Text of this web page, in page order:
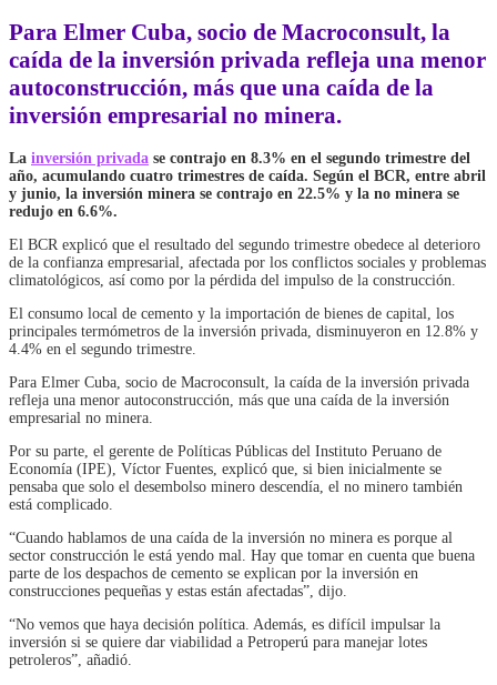
Para Elmer Cuba, socio de Macroconsult, la
caída de la inversión privada refleja una menor
autoconstrucción, más que una caída de la
inversión empresarial no minera.
La inversión privada se contrajo en 8.3% en el segundo trimestre del
año, acumulando cuatro trimestres de caída. Según el BCR, entre abril
y junio, la inversión minera se contrajo en 22.5% y la no minera se
redujo en 6.6%.
El BCR explicó que el resultado del segundo trimestre obedece al deterioro
de la confianza empresarial, afectada por los conflictos sociales y problemas
climatológicos, así como por la pérdida del impulso de la construcción.
El consumo local de cemento y la importación de bienes de capital, los
principales termómetros de la inversión privada, disminuyeron en 12.8% y
4.4% en el segundo trimestre.
Para Elmer Cuba, socio de Macroconsult, la caída de la inversión privada
refleja una menor autoconstrucción, más que una caída de la inversión
empresarial no minera.
Por su parte, el gerente de Políticas Públicas del Instituto Peruano de
Economía (IPE), Víctor Fuentes, explicó que, si bien inicialmente se
pensaba que solo el desembolso minero descendía, el no minero también
está complicado.
“Cuando hablamos de una caída de la inversión no minera es porque al
sector construcción le está yendo mal. Hay que tomar en cuenta que buena
parte de los despachos de cemento se explican por la inversión en
construcciones pequeñas y estas están afectadas”, dijo.
“No vemos que haya decisión política. Además, es difícil impulsar la
inversión si se quiere dar viabilidad a Petroperú para manejar lotes
petroleros”, añadió.